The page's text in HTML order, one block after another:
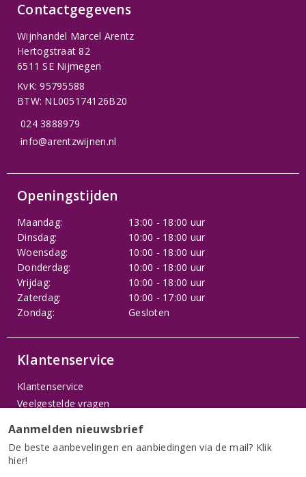
Contactgegevens
Wijnhandel Marcel Arentz
Hertogstraat 82
6511 SE Nijmegen
KvK: 95795588
BTW: NL005174126B20
024 3888979
info@arentzwijnen.nl
Openingstijden
Maandag:
13:00 - 18:00 uur
Dinsdag:
10:00 - 18:00 uur
Woensdag:
10:00 - 18:00 uur
Donderdag:
10:00 - 18:00 uur
Vrijdag:
10:00 - 18:00 uur
Zaterdag:
10:00 - 17:00 uur
Zondag:
Gesloten
Klantenservice
Klantenservice
Veelgestelde vragen
Over Arentz
Aanmelden nieuwsbrief
De beste aanbevelingen en aanbiedingen via de mail? Klik
hier!